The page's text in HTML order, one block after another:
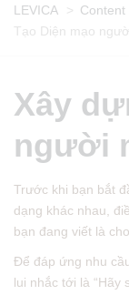
LEVICA > Content
Tạo Diện mạo
Xây
người
Trước khi bạn bắt
dạng khác nhau,
bạn đang viết là
Để đáp ứng nhu
lui nhắc tới là “Hãy